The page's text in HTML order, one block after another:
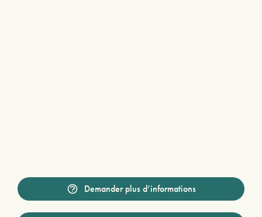
Demander plus d’informations